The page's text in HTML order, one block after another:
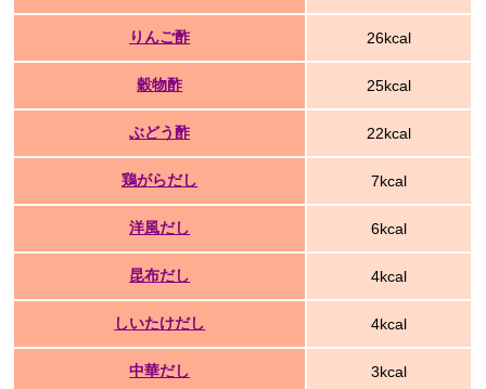
りんご酢 26kcal
穀物酢 25kcal
ぶどう酢 22kcal
鶏がらだし 7kcal
洋風だし 6kcal
昆布だし 4kcal
しいたけだし 4kcal
中華だし 3kcal